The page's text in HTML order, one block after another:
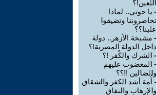
اللعين!؟
- يا حوثي.. لماذا
تحاصروننا وتضيقوا
علينا؟؟
- مشيخة الأزهر.. دولة
داخل الدولة المصرية!؟
- الشرك والكُفر !؟
- المغضوب عليهم
والضالين !!؟؟
- أُمة أشد الكفر والشقاق
والإرهاب والنفاق